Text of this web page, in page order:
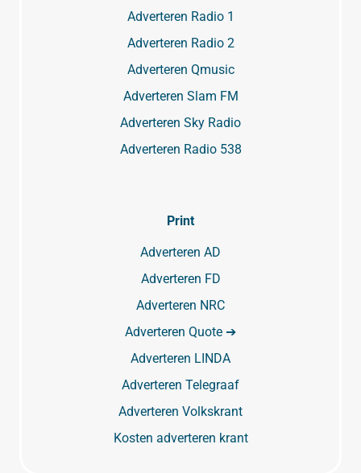
Adverteren Radio 1
Adverteren Radio 2
Adverteren Qmusic
Adverteren Slam FM
Adverteren Sky Radio
Adverteren Radio 538
Print
Adverteren AD
Adverteren FD
Adverteren NRC
Adverteren Quote ➔
Adverteren LINDA
Adverteren Telegraaf
Adverteren Volkskrant
Kosten adverteren krant